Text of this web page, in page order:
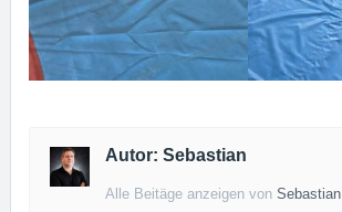
Autor: Sebastian
Alle Beitäge anzeigen vonSebastian